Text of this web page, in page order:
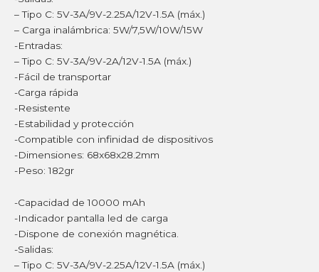
– Tipo C: 5V-3A/9V-2.25A/12V-1.5A (máx.)
– Carga inalámbrica: 5W/7,5W/10W/15W
-Entradas:
– Tipo C: 5V-3A/9V-2A/12V-1.5A (máx.)
-Fácil de transportar
-Carga rápida
-Resistente
-Estabilidad y protección
-Compatible con infinidad de dispositivos
-Dimensiones: 68x68x28.2mm
-Peso: 182gr
-Capacidad de 10000 mAh
-Indicador pantalla led de carga
-Dispone de conexión magnética.
-Salidas:
– Tipo C: 5V-3A/9V-2.25A/12V-1.5A (máx.)